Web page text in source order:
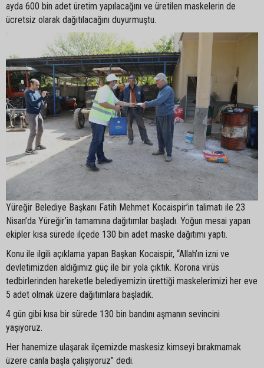
ayda 600 bin adet üretim yapılacağını ve üretilen maskelerin de
ücretsiz olarak dağıtılacağını duyurmuştu.
Yüreğir Belediye Başkanı Fatih Mehmet Kocaispir’in talimatı ile 23
Nisan’da Yüreğir’in tamamına dağıtımlar başladı. Yoğun mesai yapan
ekipler kısa sürede ilçede 130 bin adet maske dağıtımı yaptı.
Konu ile ilgili açıklama yapan Başkan Kocaispir, “Allah’ın izni ve
devletimizden aldığımız güç ile bir yola çıktık. Korona virüs
tedbirlerinden hareketle belediyemizin ürettiği maskelerimizi her eve
5 adet olmak üzere dağıtımlara başladık.
4 gün gibi kısa bir sürede 130 bin bandını aşmanın sevincini
yaşıyoruz.
Her hanemize ulaşarak ilçemizde maskesiz kimseyi bırakmamak
üzere canla başla çalışıyoruz” dedi.